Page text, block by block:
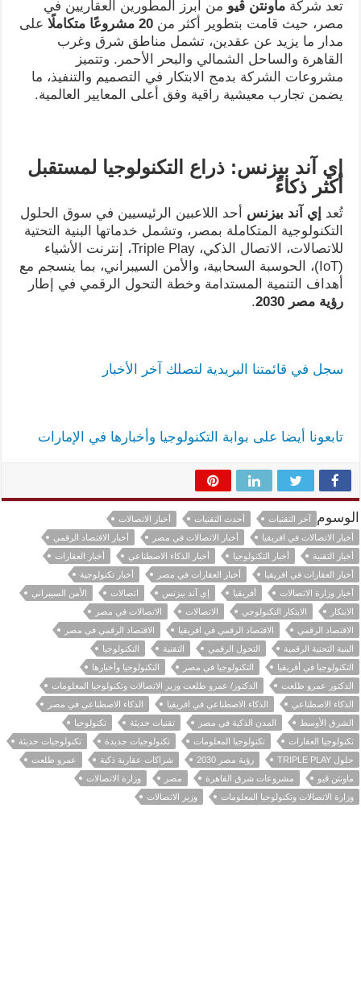
تعد شركة ماونتن ڤيومن أبرز المطورين العقاريين في
مصر، حيث قامت بتطوير أكثر من 20 مشروعًا متكاملًاعلى
مدار ما يزيد عن عقدين، تشمل مناطق شرق وغرب
القاهرة والساحل الشمالي والبحر الأحمر. وتتميز
مشروعات الشركة بدمج الابتكار في التصميم والتنفيذ، ما
يضمن تجارب معيشية راقية وفق أعلى المعايير العالمية.
إي آند بيزنس: ذراع التكنولوجيا لمستقبل
أكثر ذكاءً
تُعد إي آند بيزنسأحد اللاعبين الرئيسيين في سوق الحلول
التكنولوجية المتكاملة بمصر، وتشمل خدماتها البنية التحتية
للاتصالات، الاتصال الذكي، Triple Play، إنترنت الأشياء
(IoT)، الحوسبة السحابية، والأمن السيبراني، بما ينسجم مع
أهداف التنمية المستدامة وخطة التحول الرقمي في إطار
رؤية مصر 2030
.
سجل في قائمتنا البريدية لتصلك آخر الأخبار
تابعونا أيضا على بوابة التكنولوجيا وأخبارها في الإمارات
الوسوم آخر التقنيات أحدث التقنيات
أخبار الاتصالات
أخبار الاتصالات في افريقيا
أخبار الاتصالات في مصر
أخبار الاقتصاد الرقمي
أخبار التقنية
أخبار التكنولوجيا أخبار الذكاء الاصطناعي
أخبار العقارات
أخبار العقارات في افريقيا
أخبار العقارات في مصر
أخبار تكنولوجية
أخبار وزارة الاتصالات
أفريقيا إي آند بيزنس اتصالات
الأمن السيبراني
الابتكار
الابتكار التكنولوجي الاتصالات
الاتصالات في مصر
الاقتصاد الرقمي
الاقتصاد الرقمي في افريقيا
الاقتصاد الرقمي في مصر
البنية التحتية الرقمية
التحول الرقمي التقنية
التكنولوجيا
التكنولوجيا في أفريقيا
التكنولوجيا في مصر
التكنولوجيا وأخبارها
الدكتور عمرو طلعت
الدكتور/ عمرو طلعت وزير الاتصالات وتكنولوجيا المعلومات
الذكاء الاصطناعي
الذكاء الاصطناعي في افريقيا
الذكاء الاصطناعي في مصر
الشرق الأوسط
المدن الذكية في مصر تقنيات حديثة
تكنولوجيا
تكنولوجيا العقارات
تكنولوجيا المعلومات تكنولوجيات جديدة
تكنولوجيات حديثة
حلول TRIPLE PLAY
رؤية مصر 2030 شراكات عقارية ذكية
عمرو طلعت
ماونتن ڤيو
مشروعات شرق القاهرة مصر
وزارة الاتصالات
وزارة الاتصالات وتكنولوجيا المعلومات
وزير الاتصالات